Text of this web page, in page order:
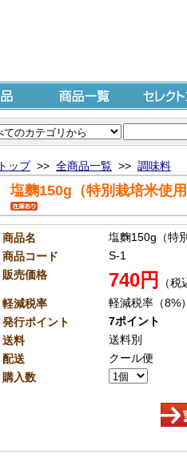
商品一覧 セレクト
トップ>> 全商品一覧 >> 調味料
塩麴150g（特別栽培米使
商品名
塩麴150g（特
商品コード
S-1
販売価格
740円
（税
軽減税率
軽減税率（8%
発行ポイント
7ポイント
送料
送料別
配送
クール便
購入数